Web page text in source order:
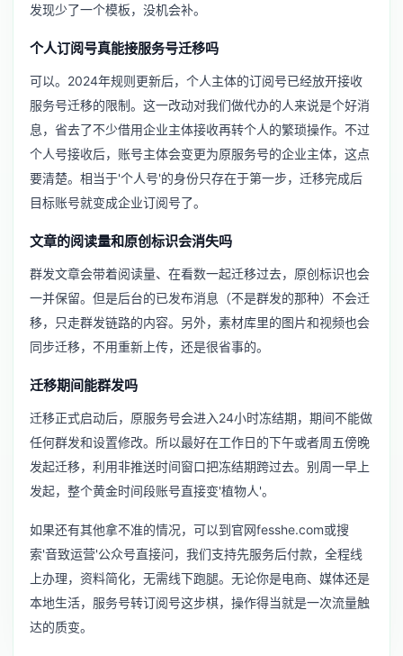
发现少了一个模板，没机会补。
个人订阅号真能接服务号迁移吗
可以。2024年规则更新后，个人主体的订阅号已经放开接收
服务号迁移的限制。这一改动对我们做代办的人来说是个好消
息，省去了不少借用企业主体接收再转个人的繁琐操作。不过
个人号接收后，账号主体会变更为原服务号的企业主体，这点
要清楚。相当于'个人号'的身份只存在于第一步，迁移完成后
目标账号就变成企业订阅号了。
文章的阅读量和原创标识会消失吗
群发文章会带着阅读量、在看数一起迁移过去，原创标识也会
一并保留。但是后台的已发布消息（不是群发的那种）不会迁
移，只走群发链路的内容。另外，素材库里的图片和视频也会
同步迁移，不用重新上传，还是很省事的。
迁移期间能群发吗
迁移正式启动后，原服务号会进入24小时冻结期，期间不能做
任何群发和设置修改。所以最好在工作日的下午或者周五傍晚
发起迁移，利用非推送时间窗口把冻结期跨过去。别周一早上
发起，整个黄金时间段账号直接变'植物人'。
如果还有其他拿不准的情况，可以到官网fesshe.com或搜
索'音致运营'公众号直接问，我们支持先服务后付款，全程线
上办理，资料简化，无需线下跑腿。无论你是电商、媒体还是
本地生活，服务号转订阅号这步棋，操作得当就是一次流量触
达的质变。